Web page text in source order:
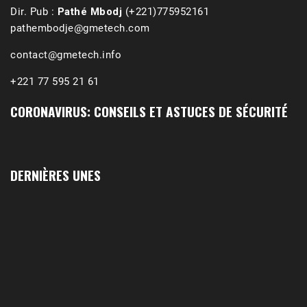
Dir. Pub : Pathé Mbodj (+221)775952161
pathembodje@gmetech.com
contact@gmetech.info
+221 77 595 21 61
CORONAVIRUS: CONSEILS ET ASTUCES DE SÉCURITÉ
DERNIÈRES UNES